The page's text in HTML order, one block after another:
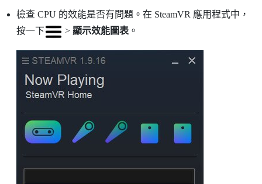
檢查 CPU 的效能是否有問題。在 SteamVR 應用程式中，
按一下
> 顯示效能圖表。